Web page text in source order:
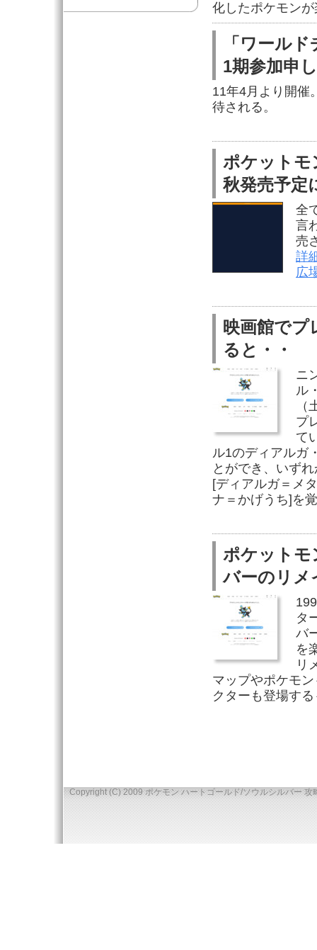
化したポケモン
「ワール
1期参加申
11年4月より開催
待される。
ポケットモ
秋発売予定
全
言
売
詳
広
映画館で
ると・・
ニ
ル
プ
て
ル1のディアルガ
とができ、いず
[ディアルガ＝メ
ナ＝かげうち]を
ポケットモ
バーのリメ
タ
バ
を
リ
マップやポケモ
クターも登場す
Copyright (C) 2009 ポケモン ハートゴールド/ソウルシルバー 攻